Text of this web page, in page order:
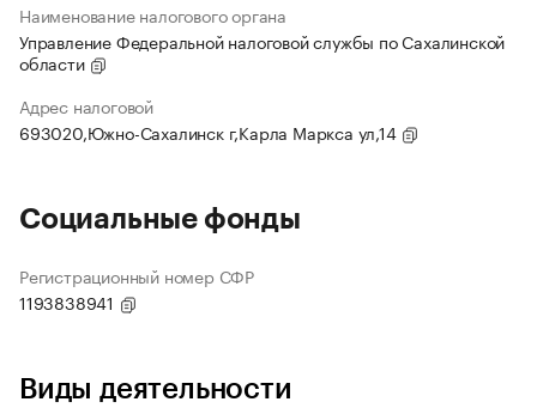
Наименование налогового органа
Управление Федеральной налоговой службы по Сахалинской
области
Адрес налоговой
693020,Южно-Сахалинск г,Карла Маркса ул,14
Социальные фонды
Регистрационный номер СФР
1193838941
Виды деятельности